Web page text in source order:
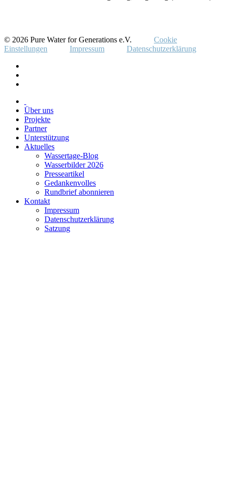
© 2026 Pure Water for Generations e.V.
Cookie
Einstellungen
Impressum Datenschutzerklärung
Über uns
Projekte
Partner
Unterstützung
Aktuelles
Wassertage-Blog
Wasserbilder 2026
Presseartikel
Gedankenvolles
Rundbrief abonnieren
Kontakt
Impressum
Datenschutzerklärung
Satzung